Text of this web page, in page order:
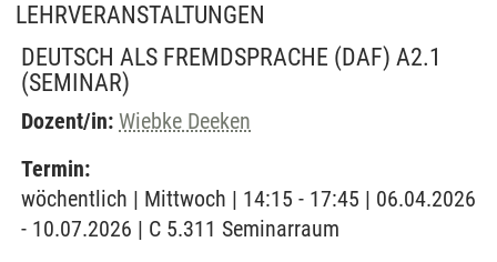
LEHRVERANSTALTUNGEN
DEUTSCH ALS FREMDSPRACHE (DAF) A2.1
(SEMINAR)
Dozent/in: Wiebke Deeken
Termin:
wöchentlich | Mittwoch | 14:15 - 17:45 | 06.04.2026
- 10.07.2026 | C 5.311 Seminarraum